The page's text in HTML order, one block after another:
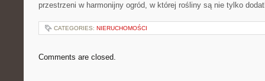
przestrzeni w harmonijny ogród, w której rośliny są nie tylko
CATEGORIES: NIERUCHOMOŚCI
Comments are closed.